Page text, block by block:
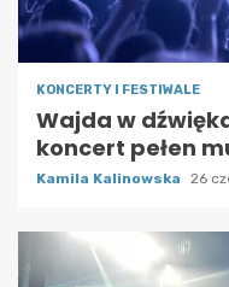
KONCERTY I FESTIWALE
Wajda w
koncert pełen
Kamila Kalinowska 26